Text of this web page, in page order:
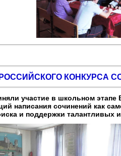
КОНКУРСА
участие в школьном
написания сочинений как
и поддержки талантливых